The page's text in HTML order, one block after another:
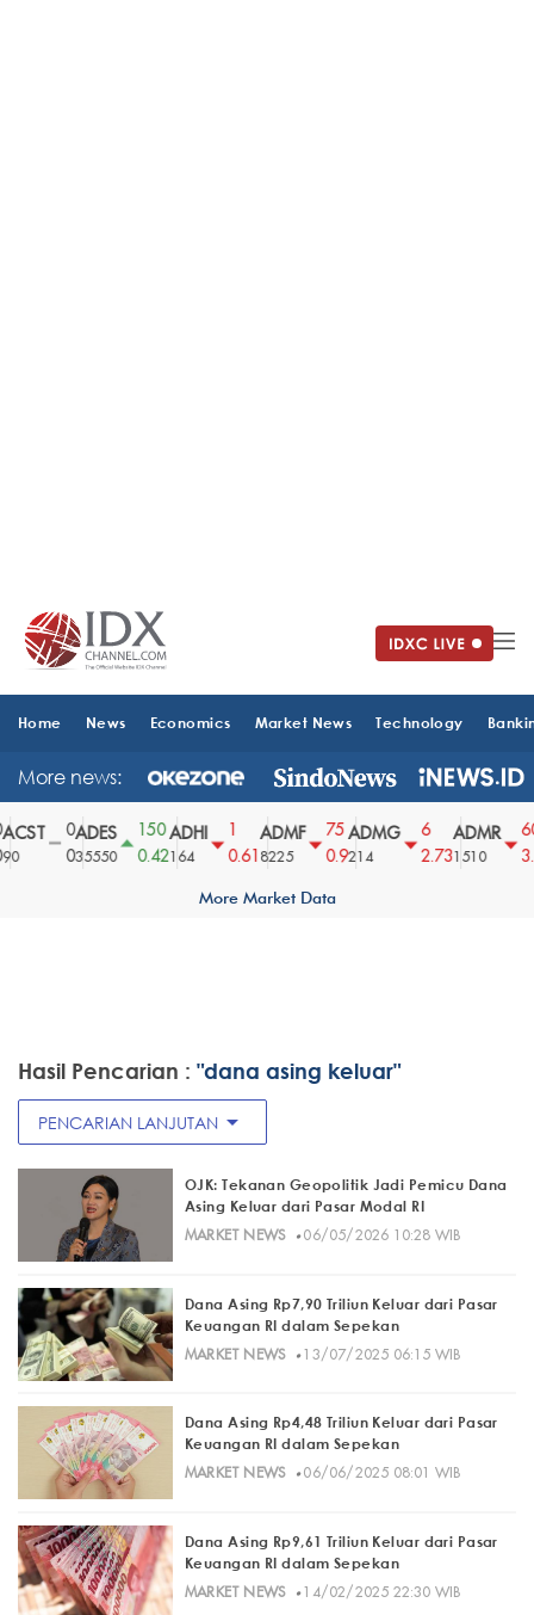
Home News Economics Market News Technology
More news:
ADES
35550
150
0.42
ADHI
164
0.61
ADMF
8225
75
0.9
ADMG
214
2.73
ADMR
1510
60
More Market Data
Hasil Pencarian : "dana asing keluar"
PENCARIAN LANJUTAN arrow_drop_down
OJK: Tekanan Geopolitik Jadi Pemicu Dana
Asing Keluar dari Pasar Modal RI
MARKET NEWS· 06/05/2026 10:28 WIB
Dana Asing Rp7,90 Triliun Keluar dari Pasar
Keuangan RI dalam Sepekan
MARKET NEWS· 13/07/2025 06:15 WIB
Dana Asing Rp4,48 Triliun Keluar dari Pasar
Keuangan RI dalam Sepekan
MARKET NEWS· 06/06/2025 08:01 WIB
Dana Asing Rp9,61 Triliun Keluar dari Pasar
Keuangan RI dalam Sepekan
MARKET NEWS· 14/02/2025 22:30 WIB